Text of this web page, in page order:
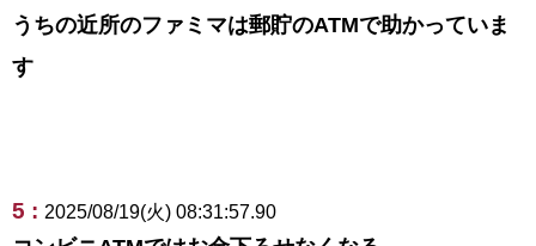
うちの近所のファミマは郵貯のATMで助かっていま
す
5 : 2025/08/19(火) 08:31:57.90